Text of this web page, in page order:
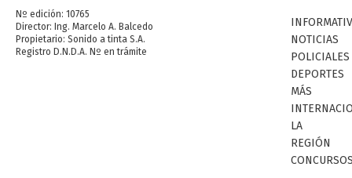
Nº edición: 10765
Director: Ing. Marcelo A. Balcedo
Propietario: Sonido a tinta S.A.
Registro D.N.D.A. Nº en trámite
NOTICIAS
POLICIALES
DEPORTES
MÁS
LA
REGIÓN